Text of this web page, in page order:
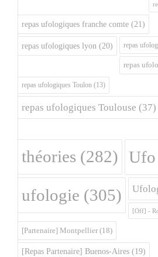
repas ufologiques franche comte (21)
repas ufologiques lyon (20) repas
repas
repas ufologiques Toulon (13)
repas ufologiques Toulouse (37)
théories (282) Ufo
ufologie (305)
[Off] -
[Partenaire] Montpellier (18)
[Repas Partenaire] Buenos-Aires (19)